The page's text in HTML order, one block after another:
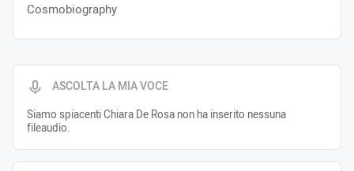
ASCOLTA LA MIA VOCE
Siamo spiacenti Chiara De Rosa non ha inserito nessuna
fileaudio.
Cosmobiography